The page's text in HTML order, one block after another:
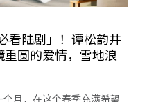
看陆剧」！谭松韵井
圆的爱情，雪地浪
月，在这个春季充满希望